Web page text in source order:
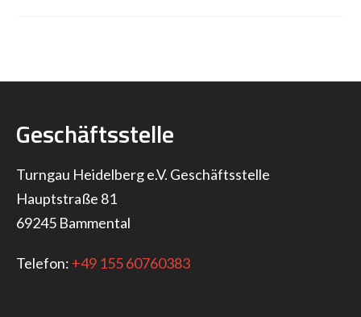
Geschäftsstelle
Turngau Heidelberg e.V. Geschäftsstelle
Hauptstraße 81
69245 Bammental
Telefon: +49 155 60760383